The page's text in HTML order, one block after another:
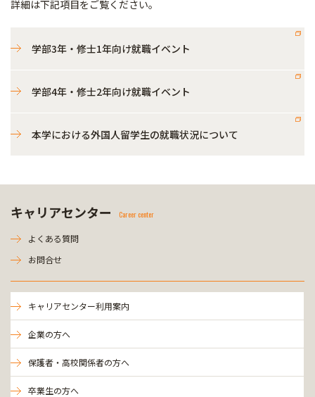
詳細は下記項目をご覧ください。
学部3年・修士1年向け就職イベント
学部4年・修士2年向け就職イベント
本学における外国人留学生の就職状況について
キャリアセンター Career center
よくある質問
お問合せ
キャリアセンター利用案内
企業の方へ
保護者・高校関係者の方へ
卒業生の方へ